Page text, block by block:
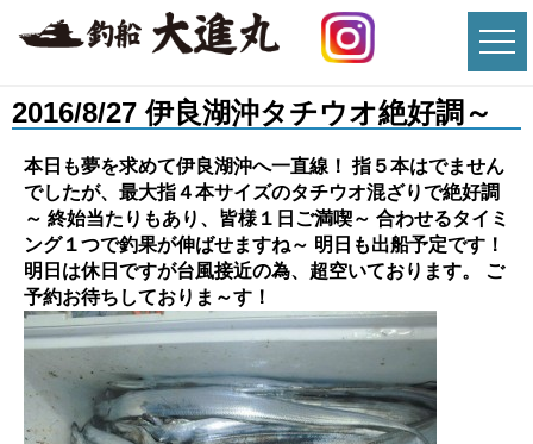
2016/8/27 伊良湖沖タチウオ絶好調～
本日も夢を求めて伊良湖沖へ一直線！指５本はでません
でしたが、最大指４本サイズのタチウオ混ざりで絶好調
～ 終始当たりもあり、皆様１日ご満喫～ 合わせるタイミ
ング１つで釣果が伸ばせますね～ 明日も出船予定です！
明日は休日ですが台風接近の為、超空いております。 ご
予約お待ちしておりま～す！